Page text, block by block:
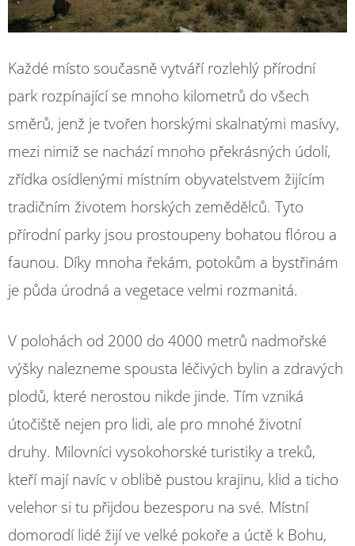
Každé místo současně vytváří rozlehlý přírodní
park rozpínající se mnoho kilometrů do všech
směrů, jenž je tvořen horskými skalnatými masívy,
mezi nimiž se nachází mnoho překrásných údolí,
zřídka osídlenými místním obyvatelstvem žijícím
tradičním životem horských zemědělců. Tyto
přírodní parky jsou prostoupeny bohatou flórou a
faunou. Díky mnoha řekám, potokům a bystřinám
je půda úrodná a vegetace velmi rozmanitá.
V polohách od 2000 do 4000 metrů nadmořské
výšky nalezneme spousta léčivých bylin a zdravých
plodů, které nerostou nikde jinde. Tím vzniká
útočiště nejen pro lidi, ale pro mnohé životní
druhy. Milovníci vysokohorské turistiky a treků,
kteří mají navíc v oblibě pustou krajinu, klid a ticho
velehor si tu přijdou bezesporu na své. Místní
domorodí lidé žijí ve velké pokoře a úctě k Bohu,